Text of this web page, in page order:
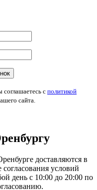
соглашаетесь с политикой
сайта.
доставляются в
условий
день с 10:00 до 20:00 по